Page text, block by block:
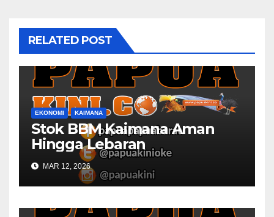
RELATED POST
EKONOMI KAIMANA
Stok BBM Kaimana Aman
Hingga Lebaran
MAR 12, 2026